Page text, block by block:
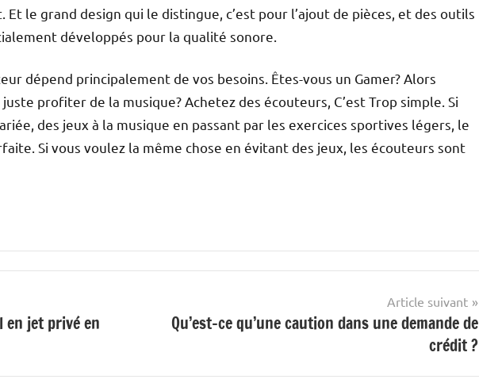
le grand design qui le distingue, c’est pour l’ajout de pièces, et des outils
développés pour la qualité sonore.
dépend principalement de vos besoins. Êtes-vous un Gamer? Alors
profiter de la musique? Achetez des écouteurs, C’est Trop simple. Si
des jeux à la musique en passant par les exercices sportives légers, le
Si vous voulez la même chose en évitant des jeux, les écouteurs sont
en jet privé en
Article suivant
Qu’est-ce qu’une caution dans une demande de
crédit ?